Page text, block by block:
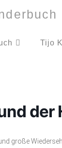
Tijo
der
große